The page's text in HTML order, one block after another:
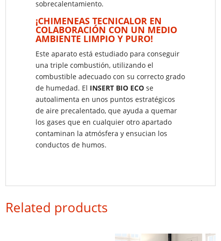
sobrecalentamiento.
¡CHIMENEAS TECNICALOR EN
COLABORACIÓN CON UN MEDIO
AMBIENTE LIMPIO Y PURO!
Este aparato está estudiado para conseguir
una triple combustión, utilizando el
combustible adecuado con su correcto grado
de humedad. El INSERT BIO ECO se
autoalimenta en unos puntos estratégicos
de aire precalentado, que ayuda a quemar
los gases que en cualquier otro apartado
contaminan la atmósfera y ensucian los
conductos de humos.
Related products